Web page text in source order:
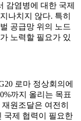
감염병에 대한 국제
나치지 않다. 특히
공급망 위의 노드
노력할 필요가 있
로마 정상회의에
까지 올리는 목표
원조달은 여전히
국제 협력이 필요한